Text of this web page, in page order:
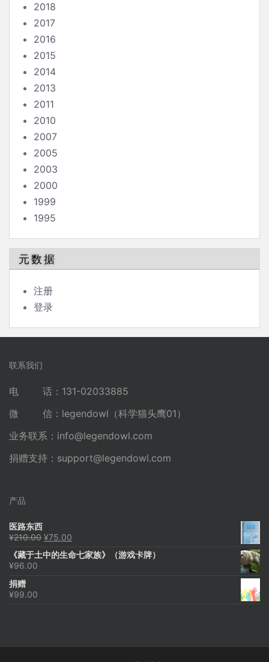
2018
2017
2016
2015
2014
2013
2011
2010
2007
2005
2003
2000
1999
1995
元数据
注册
登录
联系我们
电 话：131-02033885
微 信：legendowl（科学猫头鹰01）
业务联系： info@legendowl.com
捐赠支持： support@legendowl.com
产品
医路东西
¥210.00 原
为：
¥75.00
价
《藏于土中的生命七家族》（游戏卡牌）
¥96.00
捐赠
¥99.00